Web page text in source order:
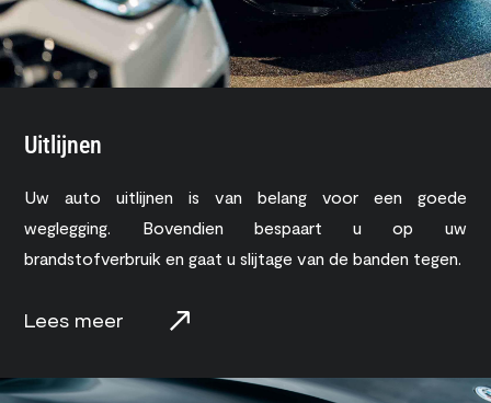
Uitlijnen
Uw auto uitlijnen is van belang voor een goede
weglegging. Bovendien bespaart u op uw
brandstofverbruik en gaat u slijtage van de banden tegen.
Lees meer